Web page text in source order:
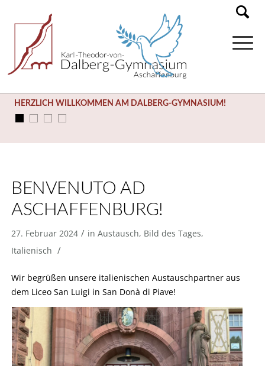
HERZLICH WILLKOMMEN AM DALBERG-GYMNASIUM!
BENVENUTO AD
ASCHAFFENBURG!
27. Februar 2024 / in Austausch, Bild des Tages,
Italienisch /
Wir begrüßen unsere italienischen Austauschpartner aus
dem Liceo San Luigi in San Donà di Piave!